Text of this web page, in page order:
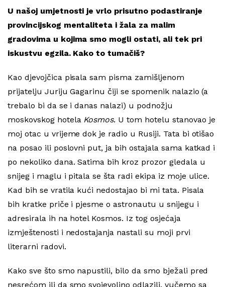
U našoj umjetnosti je vrlo prisutno podastiranje
provincijskog mentaliteta i žala za malim
gradovima u kojima smo mogli ostati, ali tek pri
iskustvu egzila. Kako to tumačiš?
Kao djevojčica pisala sam pisma zamišljenom
prijatelju Juriju Gagarinu čiji se spomenik nalazio (a
trebalo bi da se i danas nalazi) u podnožju
moskovskog hotela Kosmos. U tom hotelu stanovao je
moj otac u vrijeme dok je radio u Rusiji. Tata bi otišao
na posao ili poslovni put, ja bih ostajala sama katkad i
po nekoliko dana. Satima bih kroz prozor gledala u
snijeg i maglu i pitala se šta radi ekipa iz moje ulice.
Kad bih se vratila kući nedostajao bi mi tata. Pisala
bih kratke priče i pjesme o astronautu u snijegu i
adresirala ih na hotel Kosmos. Iz tog osjećaja
izmještenosti i nedostajanja nastali su moji prvi
literarni radovi.
Kako sve što smo napustili, bilo da smo bježali pred
nesrećom ili da smo svojevoljno odlazili, vučemo sa